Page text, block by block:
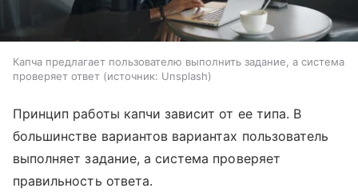
Капча предлагает пользователю выполнить задание, а система
проверяет ответ
источник: Unsplash
Принцип работы капчи зависит от ее типа. В
большинстве вариантов вариантах пользователь
выполняет задание, а система проверяет
правильность ответа.